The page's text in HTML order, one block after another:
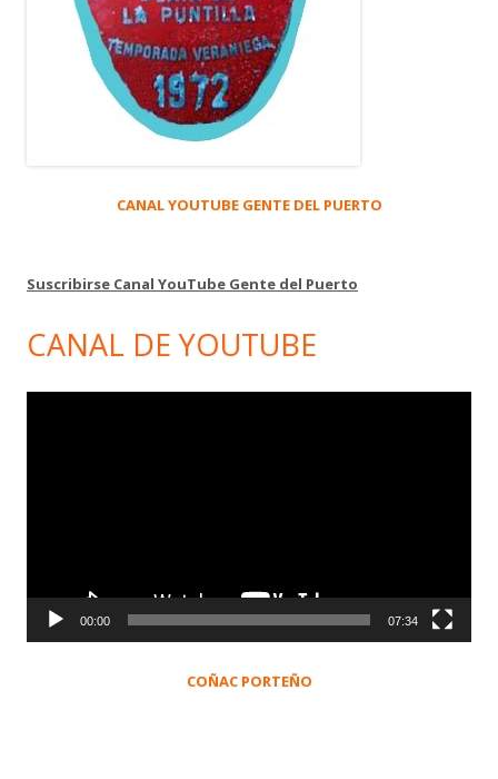
CANAL YOUTUBE GENTE DEL PUERTO
Suscribirse Canal YouTube Gente del Puerto
CANAL DE YOUTUBE
00:00 07:34
COÑAC PORTEÑO